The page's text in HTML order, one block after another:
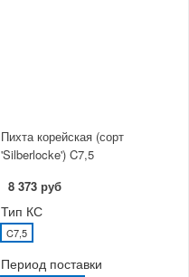
Пихта корейская (сорт
'Silberlocke') C7,5
8 373 руб
Тип КС
C7,5
Период поставки